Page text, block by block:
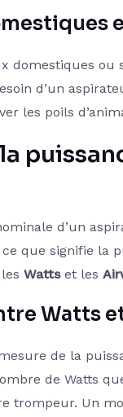
domestiques ou
d’un
les poils
d’un
que signifie la
Wattset les
Watts
de la
de Watts
trompeur. Un